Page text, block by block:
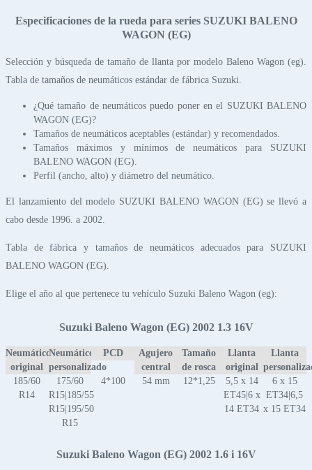
Especificaciones de la rueda para series SUZUKI BALENO
WAGON (EG)
Selección y búsqueda de tamaño de llanta por modelo Baleno Wagon (eg).
Tabla de tamaños de neumáticos estándar de fábrica Suzuki.
¿Qué tamaño de neumáticos puedo poner en el SUZUKI BALENO
WAGON (EG)?
Tamaños de neumáticos aceptables (estándar) y recomendados.
Tamaños máximos y mínimos de neumáticos para SUZUKI
BALENO WAGON (EG).
Perfil (ancho, alto) y diámetro del neumático.
El lanzamiento del modelo SUZUKI BALENO WAGON (EG) se llevó a
cabo desde 1996. a 2002.
Tabla de fábrica y tamaños de neumáticos adecuados para SUZUKI
BALENO WAGON (EG).
Elige el año al que pertenece tu vehículo Suzuki Baleno Wagon (eg):
Suzuki Baleno Wagon (EG) 2002 1.3 16V
Neumático
original
Neumático
personalizado
PCD
Agujero
central
Tamaño
de rosca
Llanta
original
Llanta
185/60
R14
175/60
R15|185/55
R15|195/50
R15
4*100 54 mm 12*1,25
5,5 x 14
ET45|6 x
14 ET34
6 x 15
ET34|6,5
x 15 ET34
Suzuki Baleno Wagon (EG) 2002 1.6 i 16V